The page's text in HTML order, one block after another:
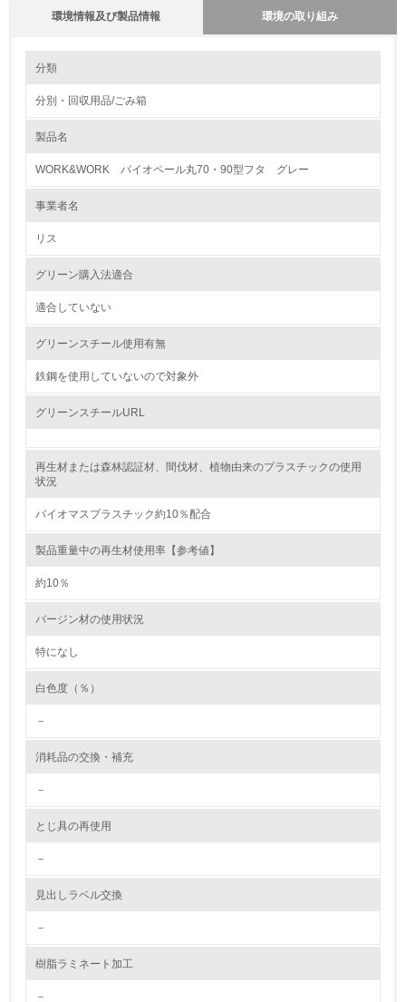
環境情報及び製品情報 環境の取り組み
1.環境取り組み体制
レベル2
5.
環境取り組み体制と成果を定期的に検証して次の活動に活
境対策を理解し、実践している
環境活動に関する規格やプログラムを導入している
第三者認証を取得している
油、ガス）の使用量削減の取り組みを行っている
分類
分別・回収用品/ごみ箱
製品名
WORK&WORK バイオペール丸70・90型フタ グレー
事業者名
リス
グリーン購入法適合
適合していない
グリーンスチール使用有無
鉄鋼を使用していないので対象外
グリーンスチールURL
再生材または森林認証材、間伐材、植物由来のプラスチックの使用
状況
バイオマスプラスチック約10％配合
製品重量中の再生材使用率【参考値】
約10％
バージン材の使用状況
特になし
白色度（％）
－
消耗品の交換・補充
－
とじ具の再使用
－
見出しラベル交換
－
樹脂ラミネート加工
－